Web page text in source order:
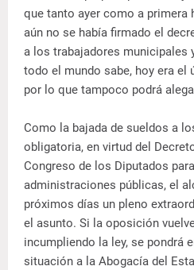
que tanto ayer como a primera
aún no se había firmado el
a los trabajadores municipales
todo el mundo sabe, hoy era el
por lo que tampoco podrá
Como la bajada de sueldos a
obligatoria, en virtud del
Congreso de los Diputados
administraciones públicas, el
próximos días un pleno
el asunto. Si la oposición
incumpliendo la ley, se pondrá
situación a la Abogacía del